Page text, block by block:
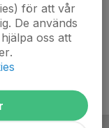
för att vår
De används
oss att